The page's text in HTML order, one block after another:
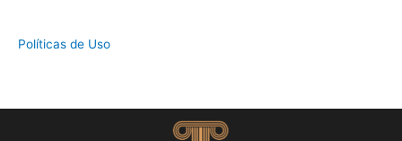
Políticas de Uso